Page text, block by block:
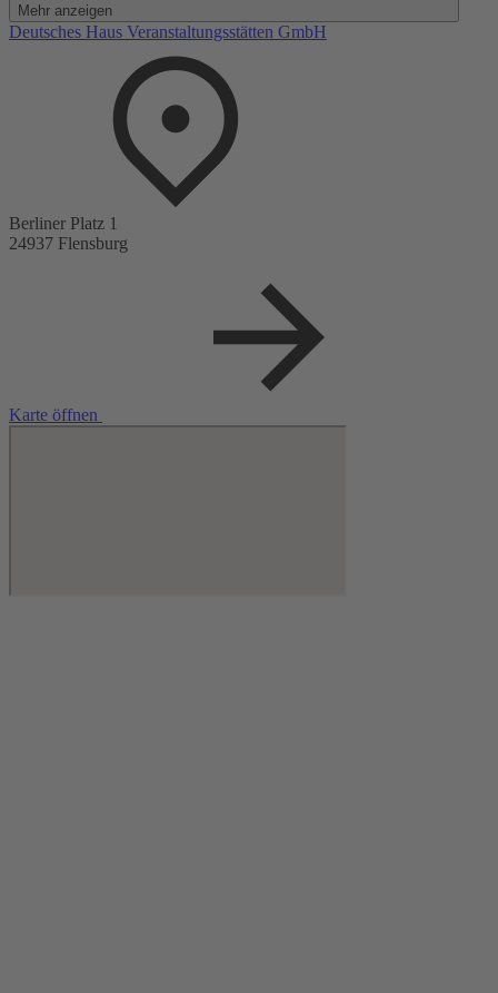
LEDERHOS'N INFERNO - da kommt was auf euch zu!!!
Mehr anzeigen
Deutsches Haus Veranstaltungsstätten GmbH
Berliner Platz 1
24937 Flensburg
Karte öffnen